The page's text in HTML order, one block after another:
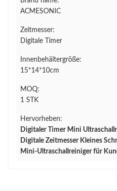
ACMESONIC
Zeitmesser:
Digitale Timer
Innenbehältergröße:
15*14*10cm
MOQ:
1 STK
Hervorheben:
Digitaler Timer Mini
Digitale Zeitmesser Kleines
Mini-Ultraschallreiniger für